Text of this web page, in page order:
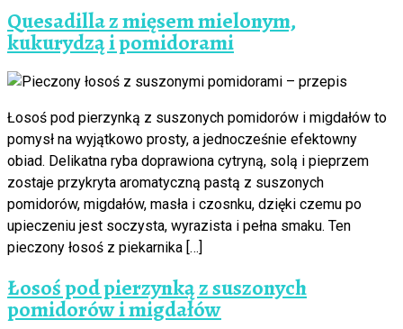
Quesadilla z mięsem mielonym,
kukurydzą i pomidorami
Łosoś pod pierzynką z suszonych pomidorów i migdałów to
pomysł na wyjątkowo prosty, a jednocześnie efektowny
obiad. Delikatna ryba doprawiona cytryną, solą i pieprzem
zostaje przykryta aromatyczną pastą z suszonych
pomidorów, migdałów, masła i czosnku, dzięki czemu po
upieczeniu jest soczysta, wyrazista i pełna smaku. Ten
pieczony łosoś z piekarnika […]
Łosoś pod pierzynką z suszonych
pomidorów i migdałów